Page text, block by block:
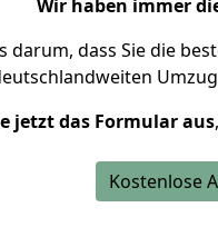
Wir haben immer
darum, dass Sie die
jetzt das Formular aus
Kostenlose